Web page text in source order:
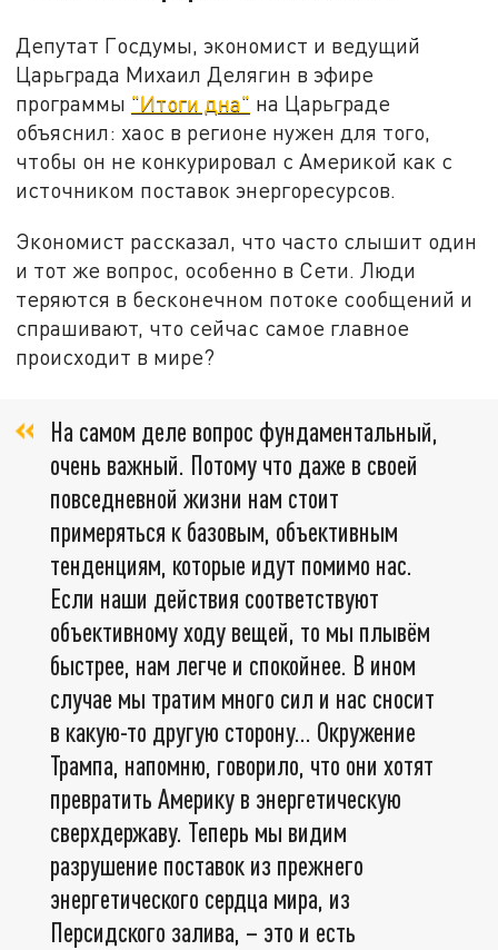
Депутат Госдумы, экономист и ведущий
Царьграда Михаил Делягин в эфире
программы "Итоги дна" на Царьграде
объяснил: хаос в регионе нужен для того,
чтобы он не конкурировал с Америкой как с
источником поставок энергоресурсов.
Экономист рассказал, что часто слышит один
и тот же вопрос, особенно в Сети. Люди
теряются в бесконечном потоке сообщений и
спрашивают, что сейчас самое главное
происходит в мире?
На самом деле вопрос фундаментальный,
очень важный. Потому что даже в своей
повседневной жизни нам стоит
примеряться к базовым, объективным
тенденциям, которые идут помимо нас.
Если наши действия соответствуют
объективному ходу вещей, то мы плывём
быстрее, нам легче и спокойнее. В ином
случае мы тратим много сил и нас сносит
в какую-то другую сторону... Окружение
Трампа, напомню, говорило, что они хотят
превратить Америку в энергетическую
сверхдержаву. Теперь мы видим
разрушение поставок из прежнего
энергетического сердца мира, из
Персидского залива, – это и есть